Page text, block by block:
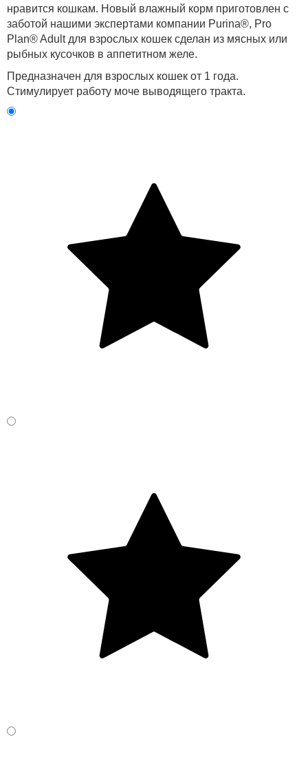
нравится кошкам. Новый влажный корм приготовлен с
заботой нашими экспертами компании Purina®, Pro
Plan® Adult для взрослых кошек сделан из мясных или
рыбных кусочков в аппетитном желе.
Предназначен для взрослых кошек от 1 года.
Стимулирует работу моче выводящего тракта.